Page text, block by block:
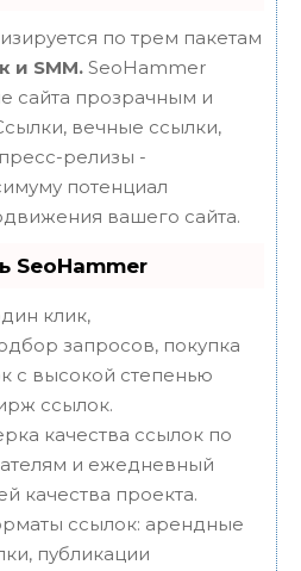
по трем пакетам
и SMM. SeoHammer
сайта прозрачным и
вечные ссылки,
релизы -
потенциал
вашего сайта.
SeoHammer
клик,
запросов, покупка
с высокой степенью
ссылок.
качества ссылок по
и ежедневный
качества проекта.
ссылок: арендные
публикации